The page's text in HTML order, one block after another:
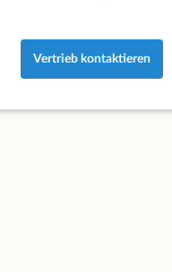
Vertrieb kontaktieren